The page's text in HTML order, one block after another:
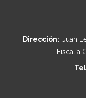
Dirección: Juan
Fiscalía